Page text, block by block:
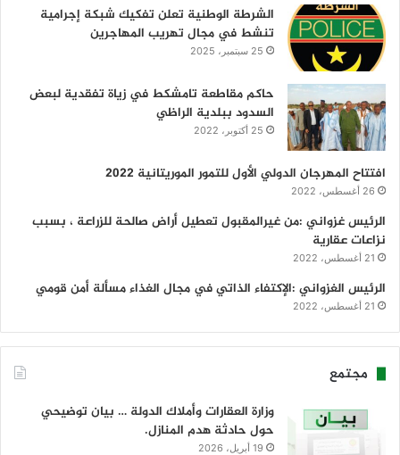
الشرطة الوطنية تعلن تفكيك شبكة إجرامية
تنشط في مجال تهريب المهاجرين
25 سبتمبر، 2025
حاكم مقاطعة تامشكط في زياة تفقدية لبعض
السدود ببلدية الراظي
25 أكتوبر، 2022
افتتاح المهرجان الدولي الأول للتمور الموريتانية 2022
26 أغسطس، 2022
الرئيس غزواني :من غيرالمقبول تعطيل أراض صالحة للزراعة ، بسبب
نزاعات عقارية
21 أغسطس، 2022
الرئيس الغزواني :الإكتفاء الذاتي في مجال الغذاء مسألة أمن قومي
21 أغسطس، 2022
مجتمع
وزارة العقارات وأملاك الدولة … بيان توضيحي
حول حادثة هدم المنازل.
19 أبريل، 2026